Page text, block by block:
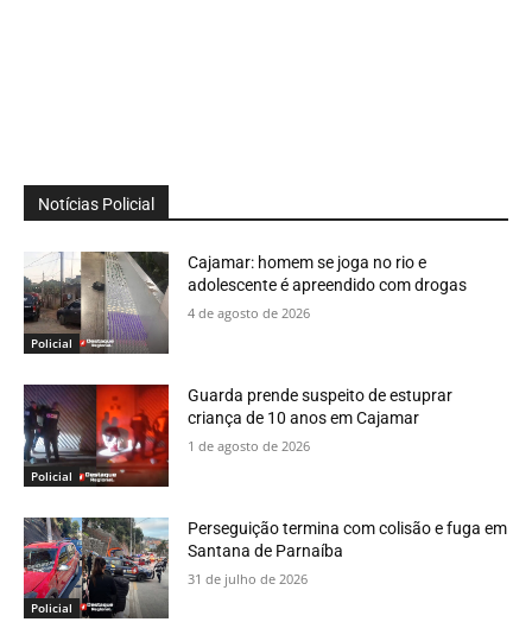
Notícias Policial
Policial
Cajamar: homem se joga no rio e
adolescente é apreendido com drogas
4 de agosto de 2026
Policial
Guarda prende suspeito de estuprar
criança de 10 anos em Cajamar
1 de agosto de 2026
Policial
Perseguição termina com colisão e fuga em
Santana de Parnaíba
31 de julho de 2026